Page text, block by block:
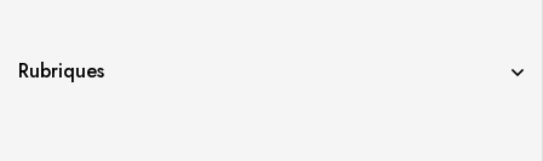
Rubriques